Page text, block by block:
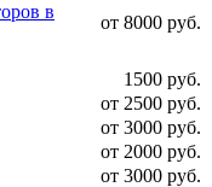
в
от 8000 руб.
1500 руб.
от 2500 руб.
от 3000 руб.
от 2000 руб.
от 3000 руб.